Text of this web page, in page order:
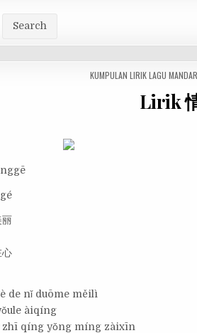
Search
POSTED
KUMPULAN LIRIK LAGU
Lirik
丽
心
de nǐ duōme měilì
àiqíng
qíng yǒng míng zàixīn